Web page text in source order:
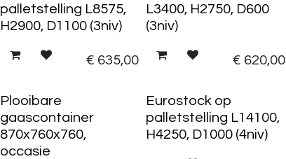
palletstelling L8575,
H2900, D1100 (3niv)
€ 635,00
L3400, H2750, D600
(3niv)
€ 620,00
Plooibare
gaascontainer
870x760x760,
occasie
Eurostock op
palletstelling L14100,
H4250, D1000 (4niv)